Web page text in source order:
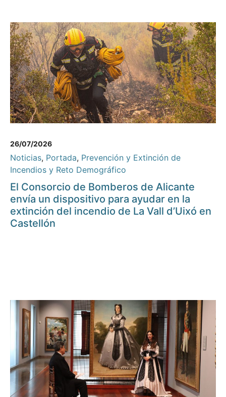
26/07/2026
Noticias, Portada, Prevención y Extinción de
Incendios y Reto Demográfico
El Consorcio de Bomberos de Alicante
envía un dispositivo para ayudar en la
extinción del incendio de La Vall d’Uixó en
Castellón